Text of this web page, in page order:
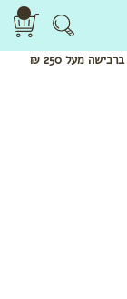
ברכישה מעל 250 ₪